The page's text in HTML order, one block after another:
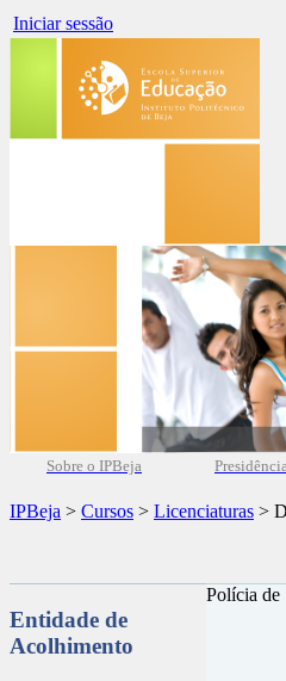
Iniciar sessão
Sobre o IPBeja
IPBeja > Cursos > Licenciaturas >
Entidade de
Acolhimento
Polícia de